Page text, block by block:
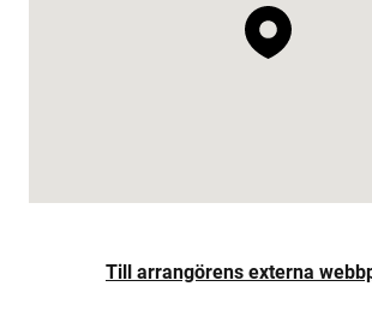
Till arrangörens externa